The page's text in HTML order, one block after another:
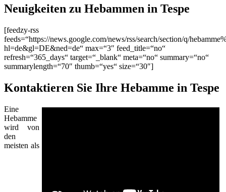
Neuigkeiten zu Hebammen in Tespe
[feedzy-rss
feeds=“https://news.google.com/news/rss/search/section/q/
hl=de&gl=DE&ned=de“ max=“3″ feed_title=“no“
refresh=“365_days“ target=“_blank“ meta=“no“ summary=“no“
summarylength=“70″ thumb=“yes“ size=“30″]
Kontaktieren Sie Ihre Hebamme in Tespe
Eine
Hebamme
wird von
den
meisten als